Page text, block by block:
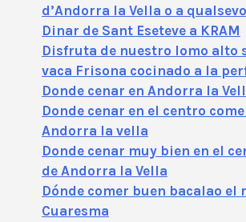
d’Andorra la Vella o a
Dinar de Sant Eseteve a KRAM
Disfruta de nuestro lomo alto
vaca Frisona cocinado a la
Donde cenar en Andorra la
Donde cenar en el centro
Andorra la vella
Donde cenar muy bien en el
de Andorra la Vella
Dónde comer buen bacalao el
Cuaresma